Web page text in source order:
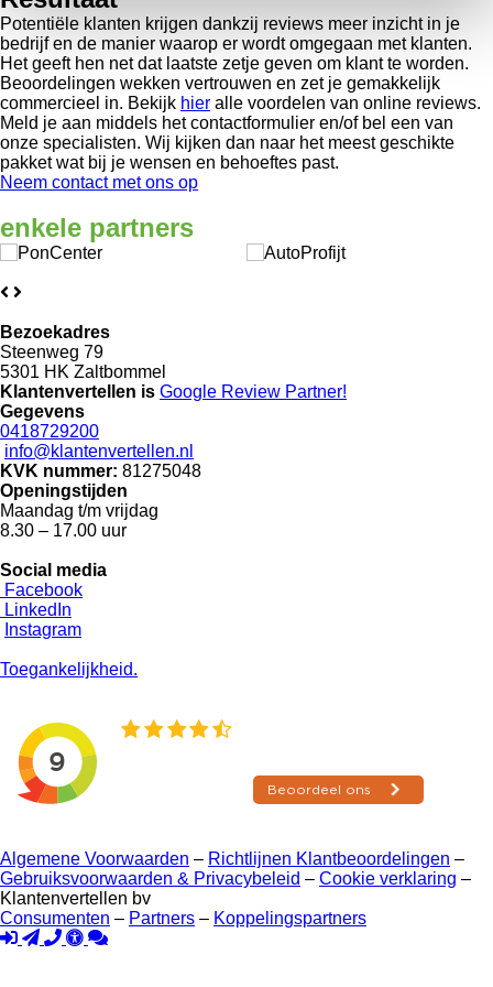
Potentiële klanten krijgen dankzij reviews meer inzicht in je
bedrijf en de manier waarop er wordt omgegaan met klanten.
Het geeft hen net dat laatste zetje geven om klant te worden.
Beoordelingen wekken vertrouwen en zet je gemakkelijk
commercieel in. Bekijk hier alle voordelen van online reviews.
Meld je aan middels het contactformulier en/of bel een van
onze specialisten. Wij kijken dan naar het meest geschikte
pakket wat bij je wensen en behoeftes past.
Neem contact met ons op
enkele partners
Bezoekadres
Steenweg 79
5301 HK Zaltbommel
Klantenvertellen is Google Review Partner!
Gegevens
0418729200
info@klantenvertellen.nl
KVK nummer: 81275048
Openingstijden
Maandag t/m vrijdag
8.30 – 17.00 uur
Social media
Facebook
LinkedIn
Instagram
Toegankelijkheid.
Algemene Voorwaarden – Richtlijnen Klantbeoordelingen –
Gebruiksvoorwaarden & Privacybeleid – Cookie verklaring –
Klantenvertellen bv
Consumenten – Partners – Koppelingspartners